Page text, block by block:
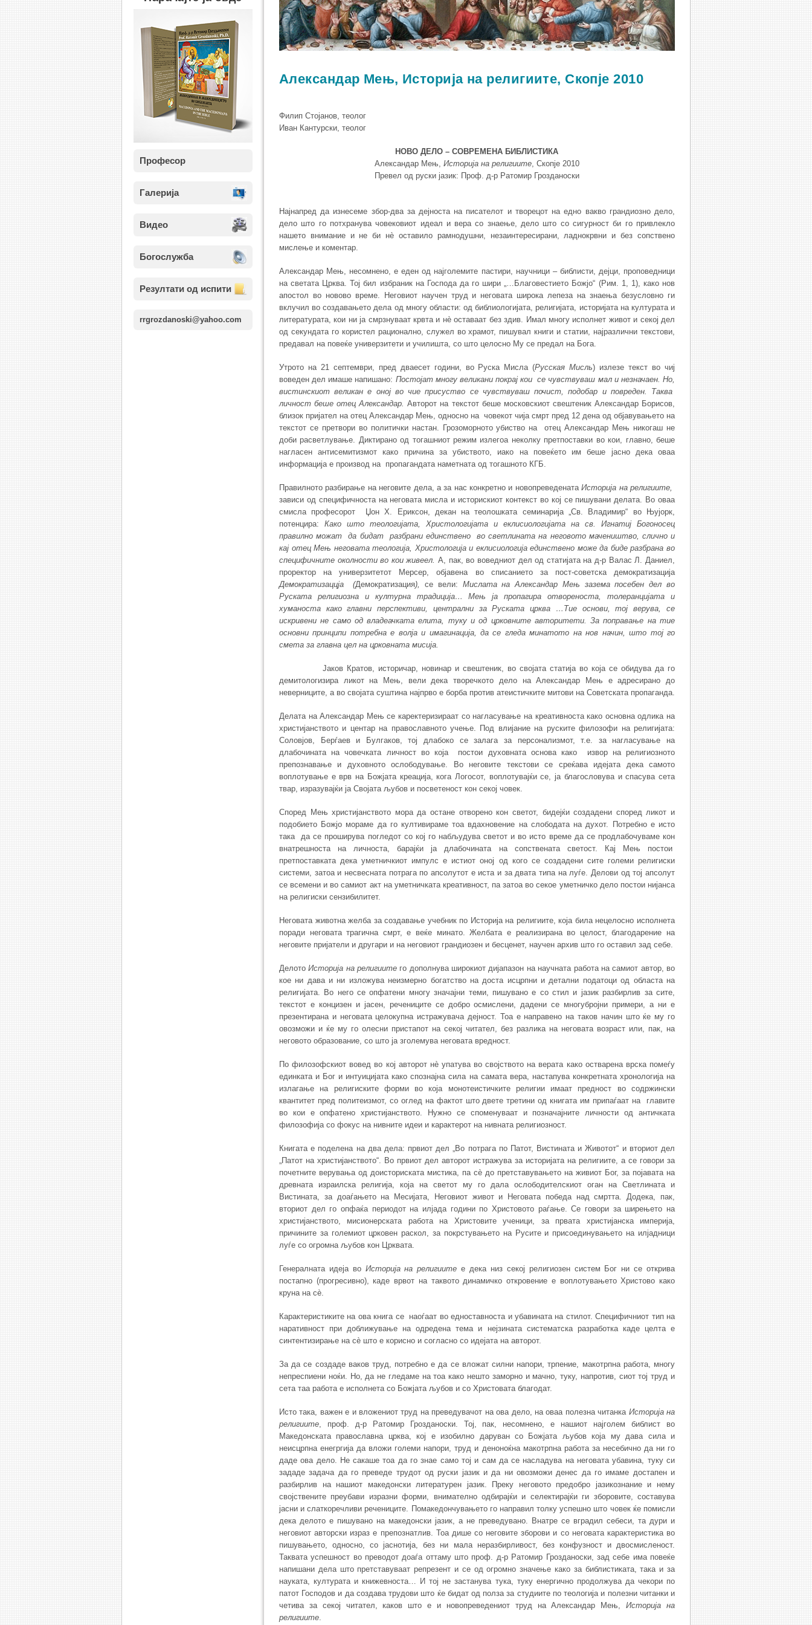
Професор
Галерија
Видео
Богослужба
Резултати од испити
rrgrozdanoski@yahoo.com
Александар Мењ, Историја на религиите, Скопје 2010
Филип Стојанов, теолог
Иван Кантурски, теолог
НОВО ДЕЛО – СОВРЕМЕНА БИБЛИСТИКА
Александар Мењ, Историја на религиите, Скопје 2010
Превел од руски јазик: Проф. д-р Ратомир Грозданоски
Најнапред да изнесеме збор-два за дејноста на писателот и творецот на едно вакво грандиозно дело,
дело што го потхранува човековиот идеал и вера со знаење, дело што со сигурност би го привлекло
нашето внимание и не би нè оставило рамнодушни, незаинтересирани, ладнокрвни и без сопствено
мислење и коментар.
Александар Мењ, несомнено, е еден од најголемите пастири, научници – библисти, дејци, проповедници
на светата Црква. Тој бил избраник на Господа да го шири „…Благовестието Божјо“ (Рим. 1, 1), како нов
апостол во новово време. Неговиот научен труд и неговата широка лепеза на знаења безусловно ги
вклучил во создавањето дела од многу области: од библиологијата, религијата, историјата на културата и
литературата, кои ни ја смрзнуваат крвта и нè оставаат без здив. Имал многу исполнет живот и секој дел
од секундата го користел рационално, служел во храмот, пишувал книги и статии, најразлични текстови,
предавал на повеќе универзитети и училишта, со што целосно Му се предал на Бога.
Утрото на 21 септември, пред дваесет години, во Руска Мисла (Русская Мисль) излезе текст во чиј
воведен дел имаше напишано: Постојат многу великани покрај кои се чувствуваш мал и незначаен. Но,
вистинскиот великан е оној во чие присуство се чувствуваш почист, подобар и повреден. Таква
личност беше отец Александар.Авторот на текстот беше московскиот свештеник Александар Борисов,
близок пријател на отец Александар Мењ, односно на човекот чија смрт пред 12 дена од објавувањето на
текстот се претвори во политички настан. Грозоморното убиство на отец Александар Мењ никогаш не
доби расветлување. Диктирано од тогашниот режим излегоа неколку претпоставки во кои, главно, беше
нагласен антисемитизмот како причина за убиството, иако на повеќето им беше јасно дека оваа
информација е производ на пропагандата наметната од тогашното КГБ.
Правилното разбирање на неговите дела, а за нас конкретно и новопреведенатаИсторија на религиите,
зависи од специфичноста на неговата мисла и историскиот контекст во кој се пишувани делата. Во оваа
смисла професорот Џон Х. Ериксон, декан на теолошката семинарија „Св. Владимир“ во Њујорк,
потенцира: Како што теологијата, Христологијата и еклисиологијата на св. Игнатиј Богоносец
правилно можат да бидат разбрани единствено во светлината на неговото мачеништво, слично и
кај отец Мењ неговата теологија, Христологија и еклисиологија единствено може да биде разбрана во
специфичните околности во кои живеел.А, пак, во воведниот дел од статијата на д-р Валас Л. Даниел,
проректор на универзитетот Мерсер, објавена во списанието за пост-советска демократизација
Демократизаццја(Демократизация),се вели: Мислата на Александар Мењ зазема посебен дел во
Руската религиозна и културна традиција… Мењ ја пропагира отвореноста, толеранцијата и
хуманоста како главни перспективи, централни за Руската црква …Тие основи, тој верува, се
искривени не само од владеачката елита, туку и од црковните авторитети. За поправање на тие
основни принципи потребна е волја и имагинација, да се гледа минатото на нов начин, што тој го
смета за главна цел на црковната мисија.
Јаков Кратов, историчар, новинар и свештеник, во својата статија во која се обидува да го
демитологизира ликот на Мењ, вели дека творечкото дело на Александар Мењ е адресирано до
неверниците, а во својата суштина најпрво е борба против атеистичките митови на Советската пропаганда.
Делата на Александар Мењ се каректеризираат со нагласување на креативноста како основна одлика на
христијанството и центар на православното учење. Под влијание на руските филозофи на религијата:
Соловјов, Берѓаев и Булгаков, тој длабоко се залага за персонализмот, т.е. за нагласување на
длабочината на човечката личност во која постои духовната основа како извор на религиозното
препознавање и духовното ослободување. Во неговите текстови се среќава идејата дека самото
воплотување е врв на Божјата креација, кога Логосот, воплотувајќи се, ја благословува и спасува сета
твар, изразувајќи ја Својата љубов и посветеност кон секој човек.
Според Мењ христијанството мора да остане отворено кон светот, бидејќи создадени според ликот и
подобието Божјо мораме да го култивираме тоа вдахновение на слободата на духот. Потребно е исто
така да се проширува погледот со кој го набљудува светот и во исто време да се продлабочуваме кон
внатрешноста на личноста, барајќи ја длабочината на сопствената светост. Кај Мењ постои
претпоставката дека уметничкиот импулс е истиот оној од кого се создадени сите големи религиски
системи, затоа и несвесната потрага по апсолутот е иста и за двата типа на луѓе. Делови од тој апсолут
се всемени и во самиот акт на уметничката креативност, па затоа во секое уметничко дело постои нијанса
на религиски сензибилитет.
Неговата животна желба за создавање учебник по Историја на религиите, која била нецелосно исполнета
поради неговата трагична смрт, е веќе минато. Желбата е реализирана во целост, благодарение на
неговите пријатели и другари и на неговиот грандиозен и бесценет, научен архив што го оставил зад себе.
ДелотоИсторија на религиите го дополнува широкиот дијапазон на научната работа на самиот автор, во
кое ни дава и ни изложува неизмерно богатство на доста исцрпни и детални податоци од областа на
религијата. Во него се опфатени многу значајни теми, пишувано е со стил и јазик разбирлив за сите,
текстот е концизен и јасен, речениците се добро осмислени, дадени се многубројни примери, а ни е
презентирана и неговата целокупна истражувача дејност. Тоа е направено на таков начин што ќе му го
овозможи и ќе му го олесни пристапот на секој читател, без разлика на неговата возраст или, пак, на
неговото образование, со што ја зголемува неговата вредност.
По филозофскиот вовед во кој авторот нè упатува во својството на верата како остварена врска помеѓу
единката и Бог и интуицијата како спознајна сила на самата вера, настапува конкретната хронологија на
излагање на религиските форми во која монотеистичките религии имаат предност во содржински
квантитет пред политеизмот, со оглед на фактот што двете третини од книгата им припаѓаат на главите
во кои е опфатено христијанството. Нужно се споменуваат и позначајните личности од античката
филозофија со фокус на нивните идеи и карактерот на нивната религиозност.
Книгата е поделена на два дела: првиот дел „Во потрага по Патот, Вистината и Животот“ и вториот дел
„Патот на христијанството“. Во првиот дел авторот истражува за историјата на религиите, а се говори за
почетните верувања од доисториската мистика, па сè до претставувањето на живиот Бог, за појавата на
древната израилска религија, која на светот му го дала ослободителскиот оган на Светлината и
Вистината, за доаѓањето на Месијата, Неговиот живот и Неговата победа над смртта. Додека, пак,
вториот дел го опфаќа периодот на илјада години по Христовото раѓање. Се говори за ширењето на
христијанството, мисионерската работа на Христовите ученици, за првата христијанска империја,
причините за големиот црковен раскол, за покрстувањето на Русите и присоединувањето на илјадници
луѓе со огромна љубов кон Црквата.
Генералната идеја во Историја на религиите е дека низ секој религиозен систем Бог ни се открива
постапно (прогресивно), каде врвот на таквото динамичко откровение е воплотувањето Христово како
круна на сè.
Карактеристиките на ова книга се наоѓаат во едноставноста и убавината на стилот. Специфичниот тип на
наративност при доближување на одредена тема и нејзината систематска разработка каде целта е
синтентизирање на сè што е корисно и согласно со идејата на авторот.
За да се создаде ваков труд, потребно е да се вложат силни напори, трпение, макотрпна работа, многу
непреспиени ноќи. Но, да не гледаме на тоа како нешто заморно и мачно, туку, напротив, сиот тој труд и
сета таа работа e исполнета со Божјата љубов и со Христовата благодат.
Исто така, важен е и вложениот труд на преведувачот на ова дело, на оваа полезна читанка Историја на
религиите, проф. д-р Ратомир Грозданоски. Тој, пак, несомнено, е нашиот најголем библист во
Македонската православна црква, кој е изобилно даруван со Божјата љубов која му дава сила и
неисцрпна енегргија да вложи големи напори, труд и деноноќна макотрпна работа за несебично да ни го
даде ова дело. Не сакаше тоа да го знае само тој и сам да се насладува на неговата убавина, туку си
зададе задача да го преведе трудот од руски јазик и да ни овозможи денес да го имаме достапен и
разбирлив на нашиот македонски литературен јазик. Преку неговото предобро јазикознание и нему
својствените преубави изразни форми, внимателно одбирајќи и селектирајќи ги зборовите, составува
јасни и слаткоречливи речениците. Помакедончувањето го направил толку успешно што човек ќе помисли
дека делото е пишувано на македонски јазик, а не преведувано. Внатре се вградил себеси, та дури и
неговиот авторски израз е препознатлив. Тоа дише со неговите зборови и со неговата карактеристика во
пишувањето, односно, со јаснотија, без ни мала неразбирливост, без конфузност и двосмисленост.
Таквата успешност во преводот доаѓа оттаму што проф. д-р Ратомир Грозданоски, зад себе има повеќе
напишани дела што претставуваат репрезент и се од огромно значење како за библистиката, така и за
науката, културата и книжевноста… И тој не застанува тука, туку енергично продолжува да чекори по
патот Господов и да создава трудови што ќе бидат од полза за студиите по теологија и полезни читанки и
четива за секој читател, каков што е и новопреведениот труд на Александар Мењ,Историја на
религиите.